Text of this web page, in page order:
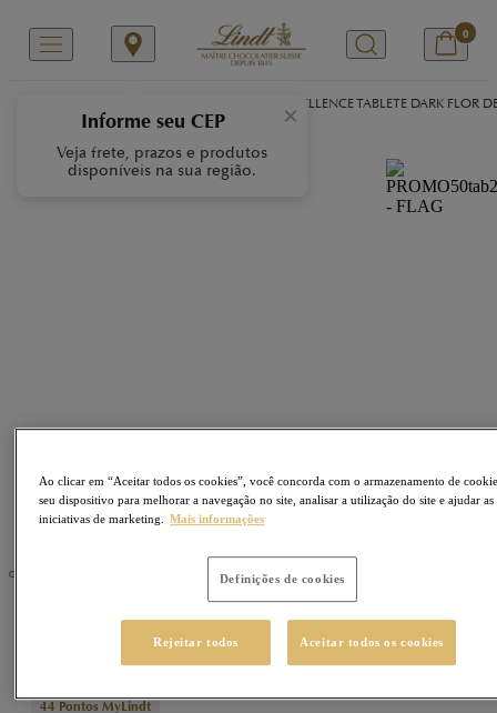
×
Informe seu CEP
Veja frete, prazos e produtos
disponíveis na sua região.
0
EXCELLENCE TABLETE DARK FLOR
EXCELLENCE Sku430307
EXCELLENCE Tablete Dark Flor de Sal 100g
44Pontos MyLindt
Ao clicar em “Aceitar todos os cookies”, você concorda com o armazenamento de
seu dispositivo para melhorar a navegação no site, analisar a utilização do site e ajudar as
iniciativas de marketing. Mais informações
Definições de cookies
Rejeitar todos Aceitar todos os cookies